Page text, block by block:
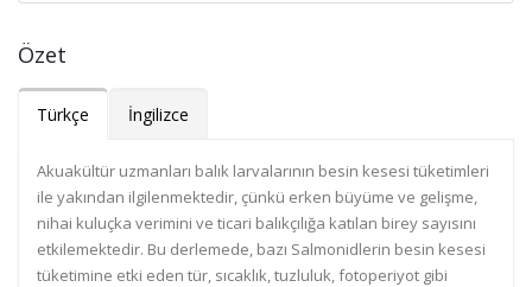
Özet
Türkçe İngilizce
Akuakültür uzmanları balık larvalarının besin kesesi tüketimleri
ile yakından ilgilenmektedir, çünkü erken büyüme ve gelişme,
nihai kuluçka verimini ve ticari balıkçılığa katılan birey sayısını
etkilemektedir. Bu derlemede, bazı Salmonidlerin besin kesesi
tüketimine etki eden tür, sıcaklık, tuzluluk, fotoperiyot gibi